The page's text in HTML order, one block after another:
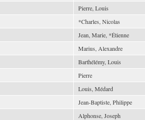
Pierre, Louis
*Charles, Nicolas
Jean, Marie, *Étienne
Marius, Alexandre
Barthélémy, Louis
Pierre
Louis, Médard
Jean-Baptiste, Philippe
Alphonse, Joseph